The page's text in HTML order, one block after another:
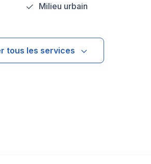
Milieu urbain
tous les services